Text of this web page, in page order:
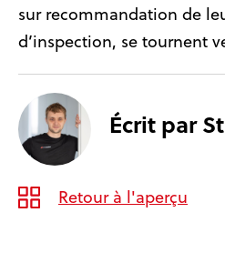
sur recommandation de
d’inspection, se tournent
Écrit par
Retour à l'aperçu